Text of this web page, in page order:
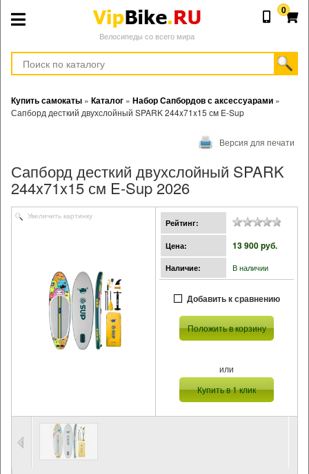
Велосипеды со всего мира
0
Купить самокаты » Каталог » Набор Сапбордов с аксессуарами »
Сапборд десткий двухслойный SPARK 244x71x15 см E-Sup
Версия для печати
Сапборд десткий двухслойный SPARK
244x71x15 см E-Sup 2026
Увеличить картинку
Рейтинг:
Цена: 13 900 pуб.
Наличие: В наличии
Добавить к сравнению
Положить в корзину
или
Купить в 1 клик